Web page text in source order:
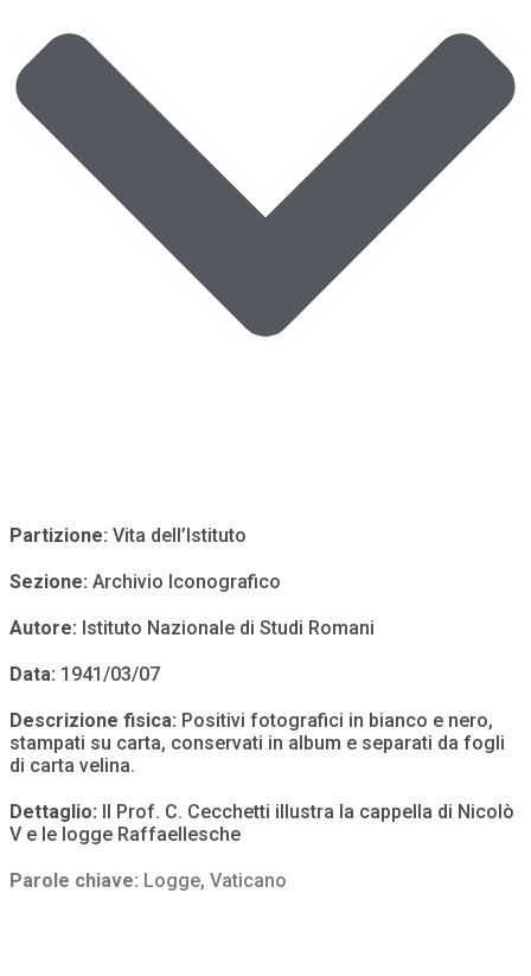
Partizione: Vita dell’Istituto
Sezione: Archivio Iconografico
Autore: Istituto Nazionale di Studi Romani
Data: 1941/03/07
Descrizione fisica: Positivi fotografici in bianco e nero,
stampati su carta, conservati in album e separati da fogli
di carta velina.
Dettaglio: Il Prof. C. Cecchetti illustra la cappella di Nicolò
V e le logge Raffaellesche
Parole chiave: Logge, Vaticano